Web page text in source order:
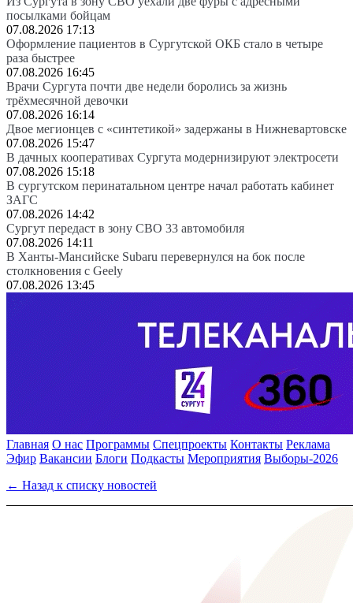
посылками бойцам
07.08.2026 17:13
Оформление пациентов в Сургутской ОКБ стало в четыре
раза быстрее
07.08.2026 16:45
Врачи Сургута почти две недели боролись за жизнь
трёхмесячной девочки
07.08.2026 16:14
Двое мегионцев с «синтетикой» задержаны в Нижневартовске
07.08.2026 15:47
В дачных кооперативах Сургута модернизируют электросети
07.08.2026 15:18
В сургутском перинатальном центре начал работать кабинет
ЗАГС
07.08.2026 14:42
Сургут передаст в зону СВО 33 автомобиля
07.08.2026 14:11
В Ханты-Мансийске Subaru перевернулся на бок после
столкновения с Geely
07.08.2026 13:45
Главная О нас Программы Спецпроекты Контакты Реклама
Эфир Вакансии Блоги Подкасты Мероприятия Выборы-2026
← Назад к списку новостей